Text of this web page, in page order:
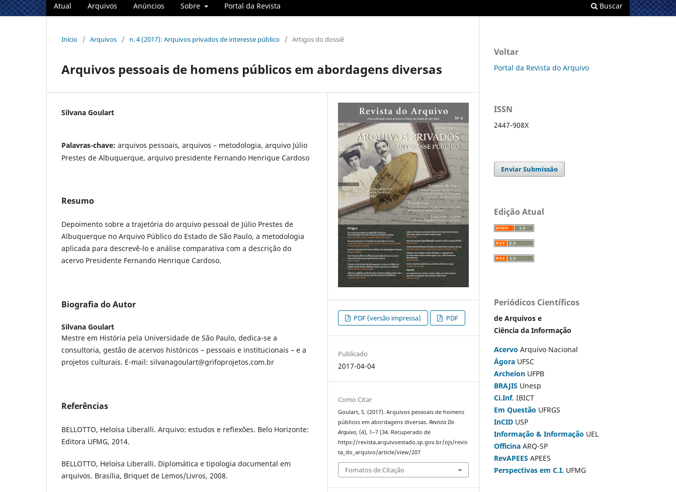
Atual Arquivos Anúncios Sobre Portal da Revista Buscar
Início / Arquivos / n. 4 (2017): Arquivos privados de interesse público / Artigos do dossiê
Arquivos pessoais de homens públicos em abordagens diversas
Silvana Goulart
Palavras-chave: arquivos pessoais, arquivos – metodologia, arquivo Júlio
Prestes de Albuquerque, arquivo presidente Fernando Henrique Cardoso
Resumo
Depoimento sobre a trajetória do arquivo pessoal de Júlio Prestes de
Albuquerque no Arquivo Público do Estado de São Paulo, a metodologia
aplicada para descrevê-lo e análise comparativa com a descrição do
acervo Presidente Fernando Henrique Cardoso.
Biografia do Autor
Silvana Goulart
Mestre em História pela Universidade de São Paulo, dedica-se a
consultoria, gestão de acervos históricos – pessoais e institucionais – e a
projetos culturais. E-mail: silvanagoulart@grifoprojetos.com.br
Referências
BELLOTTO, Heloísa Liberalli. Arquivo: estudos e reflexões. Belo Horizonte:
Editora UFMG, 2014.
BELLOTTO, Heloísa Liberalli. Diplomática e tipologia documental em
arquivos. Brasília, Briquet de Lemos/Livros, 2008.
PDF (versão impressa) PDF
Publicado
2017-04-04
Como Citar
Goulart, S. (2017). Arquivos pessoais de homens
públicos em abordagens diversas.Revista Do
Arquivo, (4), 1–7 (34. Recuperado de
https://revista.arquivoestado.sp.gov.br/ojs/revis
ta_do_arquivo/article/view/207
Fomatos de Citação
Voltar
Portal da Revista do Arquivo
ISSN
2447-908X
Enviar Submissão
Edição Atual
Periódicos Científicos
de Arquivos e
Ciência da Informação
Acervo Arquivo Nacional
Ágora UFSC
Archeion UFPB
BRAJIS Unesp
Ci.Inf. IBICT
Em Questão UFRGS
InCID USP
Informação & Informação UEL
Officina ARQ-SP
RevAPEES APEES
Perspectivas em C.I. UFMG